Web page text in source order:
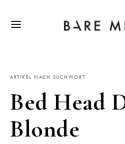
ARTIKEL NACH SUCHWORT
Bed Head
Blonde